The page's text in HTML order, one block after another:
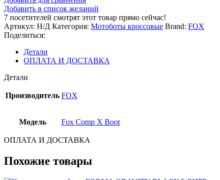
Добавить в список желаний
7 посетителей смотрят этот товар прямо сейчас!
Артикул: Н/Д Категория: Мотоботы кроссовые Brand: FOX
Поделиться:
Детали
ОПЛАТА И ДОСТАВКА
Детали
Производитель FOX
Модель Fox Comp X Boot
ОПЛАТА И ДОСТАВКА
Похожие товары